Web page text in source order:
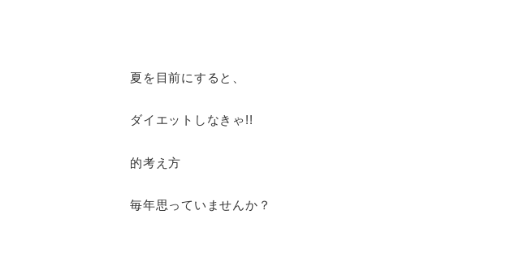
夏を目前にすると、
ダイエットしなきゃ!!
的考え方
毎年思っていませんか？